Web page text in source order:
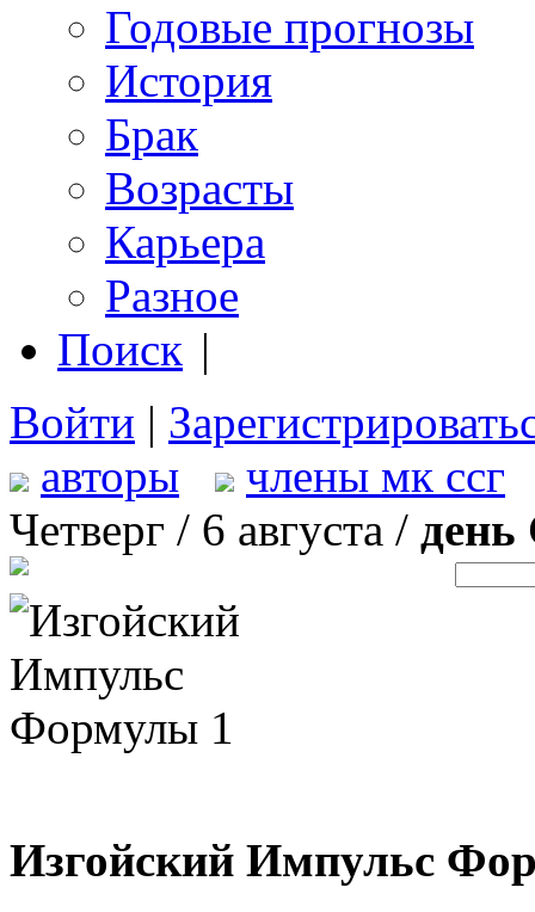
Годовые прогнозы
История
Брак
Возрасты
Карьера
Разное
Поиск |
Войти |
авторы
члены мк ссг
Четверг / 6 августа / день
Изгойский Импульс